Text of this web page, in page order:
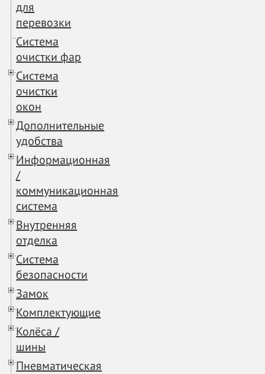
для
перевозки
Система
очистки фар
Система
очистки
окон
Дополнительные
удобства
Информационная
/
коммуникационная
система
Внутренняя
отделка
Система
безопасности
Замок
Комплектующие
Колёса /
шины
Пневматическая